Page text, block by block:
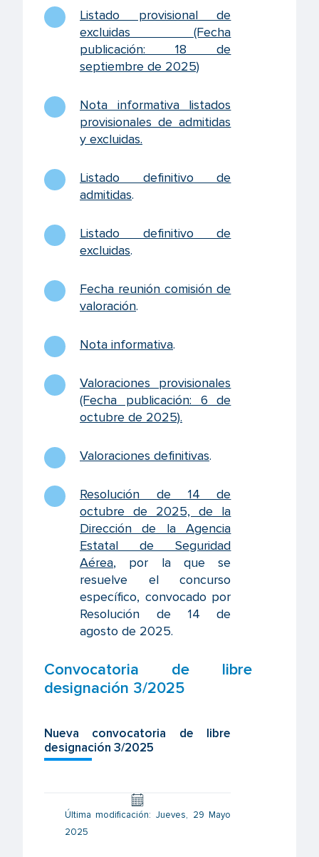
Listado provisional de
excluidas (Fecha
publicación: 18 de
septiembre de 2025)
Nota informativa listados
provisionales de admitidas
y excluidas.
Listado definitivo de
admitidas.
Listado definitivo de
excluidas.
Fecha reunión comisión de
valoración.
Nota informativa.
Valoraciones provisionales
(Fecha publicación: 6 de
octubre de 2025).
Valoraciones definitivas.
Resolución de 14 de
octubre de 2025, de la
Dirección de la Agencia
Estatal de Seguridad
Aérea, por la que se
resuelve el concurso
específico, convocado por
Resolución de 14 de
agosto de 2025.
Convocatoria de libre
designación 3/2025
Nueva convocatoria de libre
designación 3/2025
Última modificación: Jueves, 29 Mayo
2025